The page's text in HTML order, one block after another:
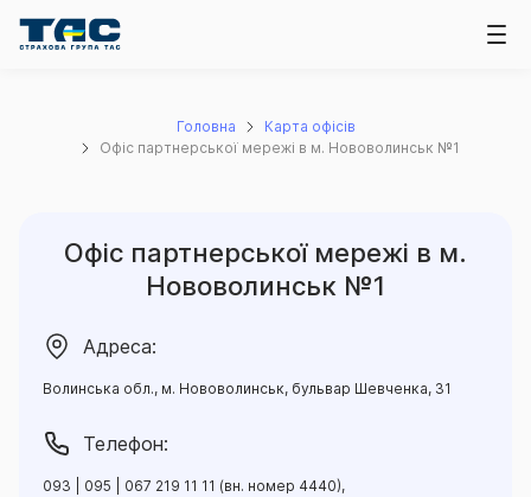
Головна
Карта офісів
Офіс партнерської мережі в м. Нововолинськ №1
Офіс партнерської мережі в м.
Нововолинськ №1
Адреса:
Волинська обл., м. Нововолинськ, бульвар Шевченка, 31
Телефон:
093 | 095 | 067 219 11 11 (вн. номер 4440),